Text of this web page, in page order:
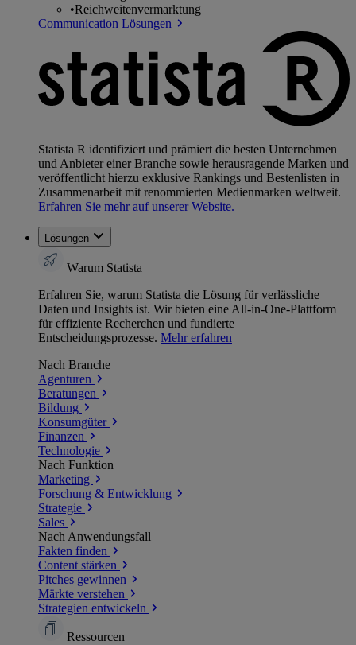
•Reichweitenvermarktung
Communication Lösungen
Statista R identifiziert und prämiert die besten Unternehmen
und Anbieter einer Branche sowie herausragende Marken und
veröffentlicht hierzu exklusive Rankings und Bestenlisten in
Zusammenarbeit mit renommierten Medienmarken weltweit.
Erfahren Sie mehr auf unserer Website.
Lösungen
Warum Statista
Erfahren Sie, warum Statista die Lösung für verlässliche
Daten und Insights ist. Wir bieten eine All-in-One-Plattform
für effiziente Recherchen und fundierte
Entscheidungsprozesse. Mehr erfahren
Nach Branche
Agenturen
Beratungen
Bildung
Konsumgüter
Finanzen
Technologie
Nach Funktion
Marketing
Forschung & Entwicklung
Strategie
Sales
Nach Anwendungsfall
Fakten finden
Content stärken
Pitches gewinnen
Märkte verstehen
Strategien entwickeln
Ressourcen